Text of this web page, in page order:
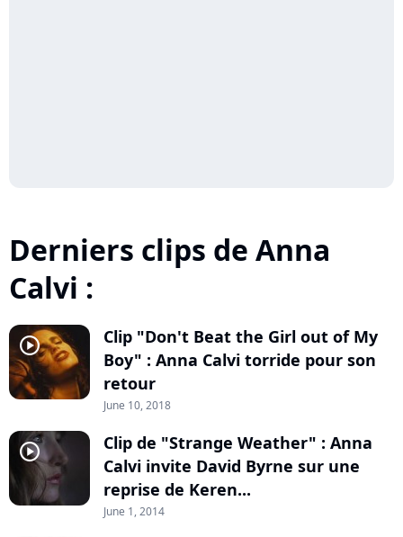
Derniers clips de Anna
Calvi :
player2
Clip "Don't Beat the Girl out of My
Boy" : Anna Calvi torride pour son
retour
June 10, 2018
player2
Clip de "Strange Weather" : Anna
Calvi invite David Byrne sur une
reprise de Keren...
June 1, 2014